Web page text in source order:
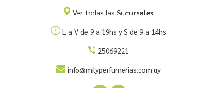
Ver todas lasSucursales
L a V de 9 a 19hs y S de 9 a 14hs
25069221
info@milyperfumerias.com.uy